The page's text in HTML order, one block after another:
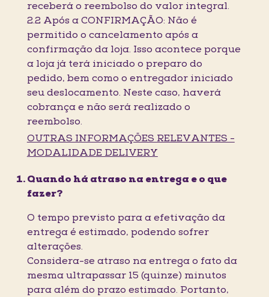
receberá o reembolso do valor integral.
2.2 Após a CONFIRMAÇÃO: Não é
permitido o cancelamento após a
confirmação da loja. Isso acontece porque
a loja já terá iniciado o preparo do
pedido, bem como o entregador iniciado
seu deslocamento. Neste caso, haverá
cobrança e não será realizado o
reembolso.
OUTRAS INFORMAÇÕES RELEVANTES -
MODALIDADE DELIVERY
Quando há atraso na entrega e o que
fazer?
O tempo previsto para a efetivação da
entrega é estimado, podendo sofrer
alterações.
Considera-se atraso na entrega o fato da
mesma ultrapassar 15 (quinze) minutos
para além do prazo estimado. Portanto,